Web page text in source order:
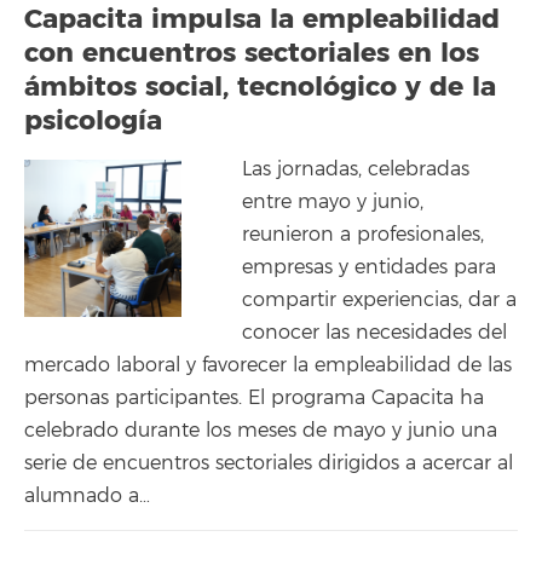
Capacita impulsa la empleabilidad
con encuentros sectoriales en los
ámbitos social, tecnológico y de la
psicología
Las jornadas, celebradas
entre mayo y junio,
reunieron a profesionales,
empresas y entidades para
compartir experiencias, dar a
conocer las necesidades del
mercado laboral y favorecer la empleabilidad de las
personas participantes. El programa Capacita ha
celebrado durante los meses de mayo y junio una
serie de encuentros sectoriales dirigidos a acercar al
alumnado a…